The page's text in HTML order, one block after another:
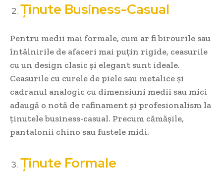
Ținute Business-Casual
Pentru medii mai formale, cum ar fi birourile sau
întâlnirile de afaceri mai puțin rigide, ceasurile
cu un design clasic și elegant sunt ideale.
Ceasurile cu curele de piele sau metalice și
cadranul analogic cu dimensiuni medii sau mici
adaugă o notă de rafinament și profesionalism la
ținutele business-casual. Precum cămășile,
pantalonii chino sau fustele midi.
Ținute Formale